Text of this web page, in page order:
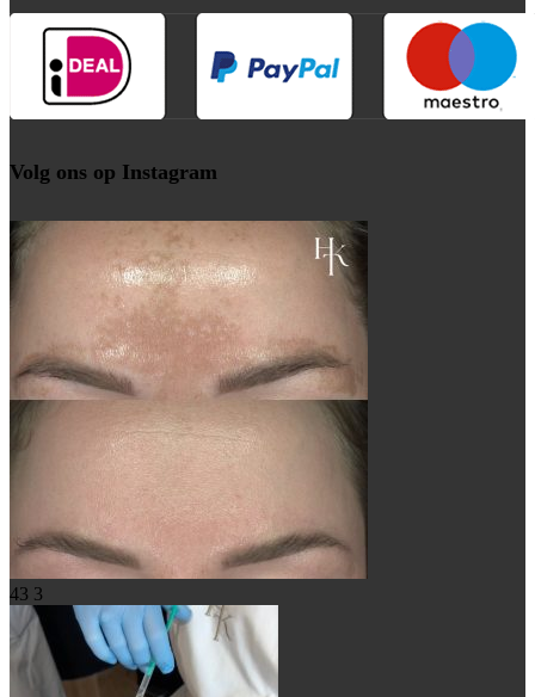
Volg ons op Instagram
43 3